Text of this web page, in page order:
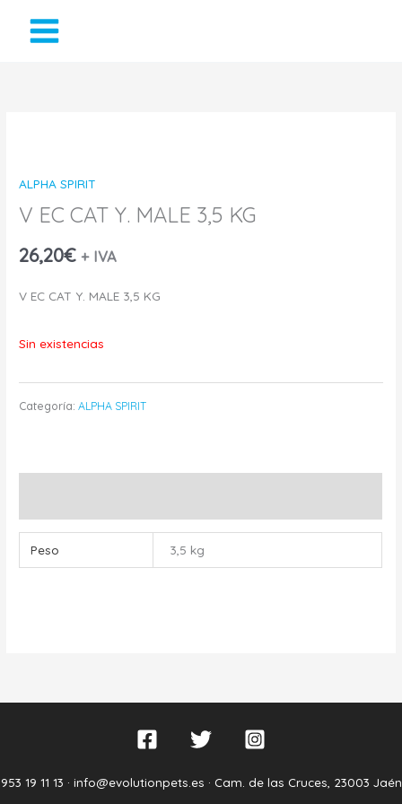
ALPHA SPIRIT
V EC CAT Y. MALE 3,5 KG
26,20€ + IVA
V EC CAT Y. MALE 3,5 KG
Sin existencias
Categoría:ALPHA SPIRIT
Peso 3,5 kg
953 19 11 13 · info@evolutionpets.es · Cam. de las Cruces, 23003 Jaén